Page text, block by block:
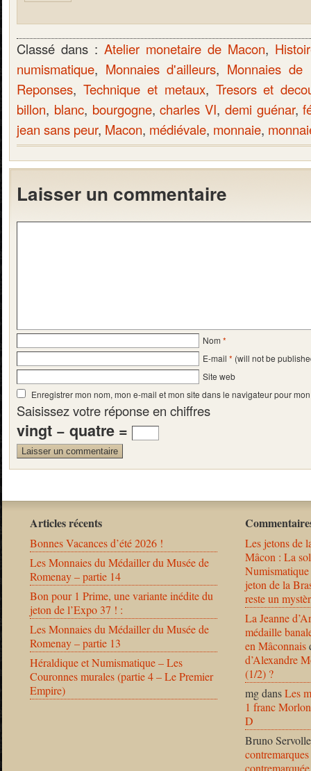
Classé dans : Atelier monetaire de Macon,
numismatique, Monnaies d'ailleurs, Monnaies de
Reponses, Technique et metaux, Tresors et
billon, blanc, bourgogne,charles VI, demi guénar,
jean sans peur, Macon, médiévale, monnaie,
Laisser un commentaire
Nom *
E-mail * (will not be
Site web
Enregistrer mon nom, mon e-mail et mon site dans le navigateur pour
Saisissez votre réponse en chiffres
vingt − quatre =
Articles récents
Bonnes Vacances d’été 2026 !
Les Monnaies du Médailler du Musée de
Romenay – partie 14
Bon pour 1 Prime, une variante inédite du
jeton de l’Expo 37 ! :
Les Monnaies du Médailler du Musée de
Romenay – partie 13
Héraldique et Numismatique – Les
Couronnes murales (partie 4 – Le Premier
Empire)
Les jetons de
Mâcon : La
jeton de la
reste un
La Jeanne
médaille
en Mâconnais
d’Alexandre
(1/2) ?
mgdansLes
1 franc
D
Bruno Servolle